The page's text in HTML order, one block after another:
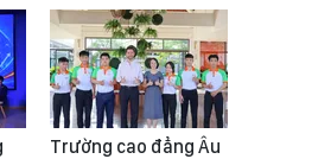
Trường cao đẳng Âu